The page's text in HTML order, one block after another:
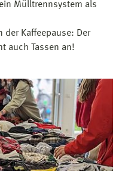
Mülltrennsystem als
der Kaffeepause: Der
auch Tassen an!